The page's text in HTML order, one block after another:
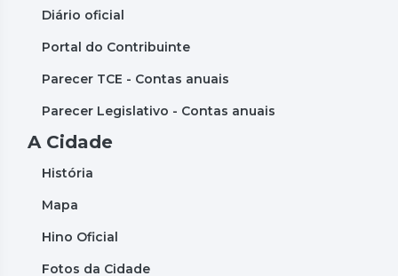
Diário oficial
Portal do Contribuinte
Parecer TCE - Contas anuais
Parecer Legislativo - Contas anuais
A Cidade
História
Mapa
Hino Oficial
Fotos da Cidade